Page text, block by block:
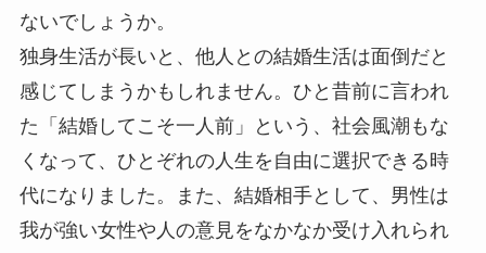
ないでしょうか。
独身生活が長いと、他人との結婚生活は面倒だと
感じてしまうかもしれません。ひと昔前に言われ
た「結婚してこそ一人前」という、社会風潮もな
くなって、ひとぞれの人生を自由に選択できる時
代になりました。また、結婚相手として、男性は
我が強い女性や人の意見をなかなか受け入れられ